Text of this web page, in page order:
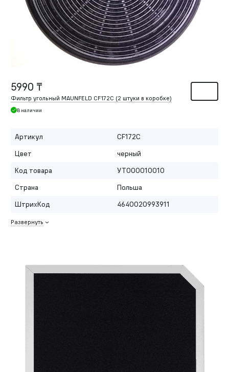
5990 ₸
Фильтр угольный MAUNFELD CF172C (2 штуки в коробке)
В наличии
Артикул
CF172C
Цвет
черный
Код товара
УТ000010010
Страна
Польша
ШтрихКод
4640020993911
Развернуть